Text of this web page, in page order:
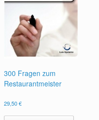
300 Fragen zum
Restaurantmeister
29,50€